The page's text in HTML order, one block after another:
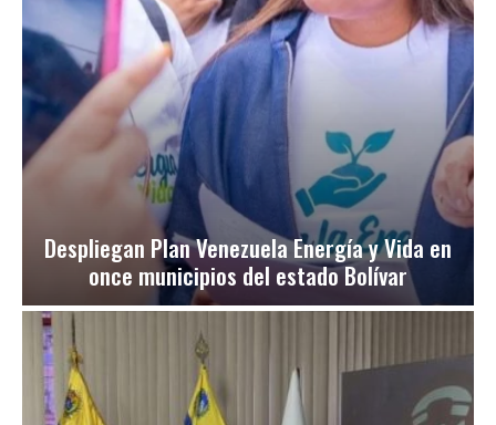
Despliegan Plan Venezuela Energía y Vida en
once municipios del estado Bolívar